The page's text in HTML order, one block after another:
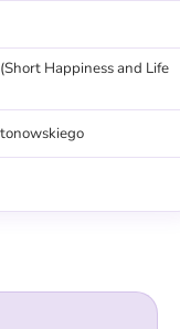
Happiness and Life